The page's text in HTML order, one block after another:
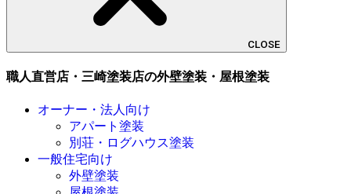
CLOSE
職人直営店・三崎塗装店の外壁塗装・屋根塗装
オーナー・法人向け
アパート塗装
別荘・ログハウス塗装
一般住宅向け
外壁塗装